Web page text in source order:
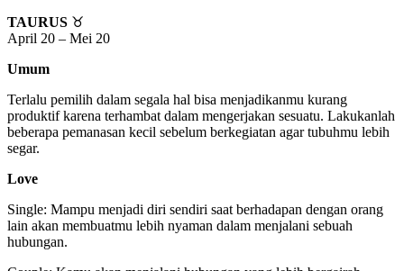
TAURUS ♉
April 20 – Mei 20
Umum
Terlalu pemilih dalam segala hal bisa menjadikanmu kurang
produktif karena terhambat dalam mengerjakan sesuatu. Lakukanlah
beberapa pemanasan kecil sebelum berkegiatan agar tubuhmu lebih
segar.
Love
Single: Mampu menjadi diri sendiri saat berhadapan dengan orang
lain akan membuatmu lebih nyaman dalam menjalani sebuah
hubungan.